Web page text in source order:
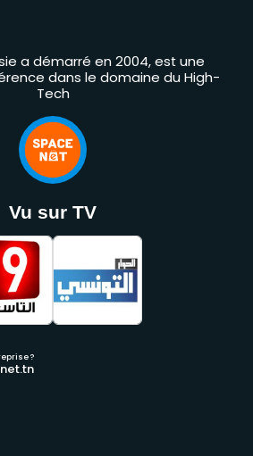
a démarré en 2004, est une
dans le domaine du High-
Tech
Vu sur TV
?